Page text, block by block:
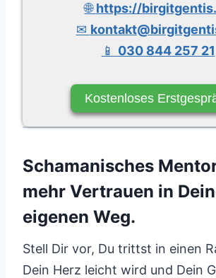
🌐https://
✉
📱 030 844 257 21
Kostenloses
Schamanisches
mehr Vertrauen in
eigenen Weg.
Stell Dir vor, Du trittst in einen
Dein Herz leicht wird und Dein